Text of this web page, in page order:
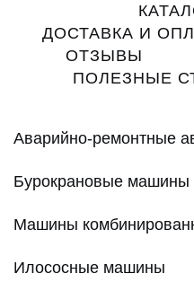
navigation
ДОСТАВКА И
ОТЗЫВЫ
ПОЛЕЗНЫЕ
Аварийно-ремонтные
Бурокрановые машины
Машины
Илососные машины